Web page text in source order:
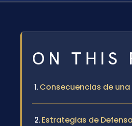
ON THIS
Consecuencias de
Estrategias de